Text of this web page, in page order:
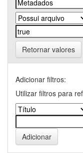
Retornar valores
Adicionar filtros:
Utilizar filtros para